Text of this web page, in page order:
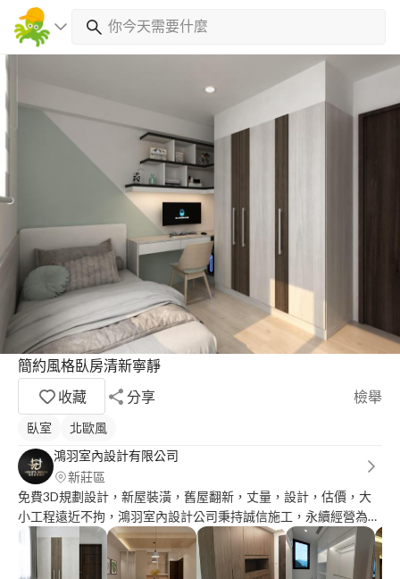
簡約風格臥房清新寧靜
收藏
分享 檢舉
臥室
北歐風
鴻羽室內設計有限公司
新莊區
免費3D規劃設計，新屋裝潢，舊屋翻新，丈量，設計，估價，大
小工程遠近不拘，鴻羽室內設計公司秉持誠信施工，永續經營為宗
旨，所以所有工程均以先施工，經屋主驗收完成再付款。